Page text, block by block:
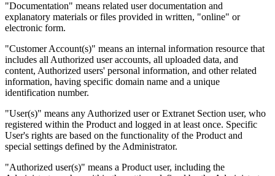
"Documentation" means related user documentation and
explanatory materials or files provided in written, "online" or
electronic form.
"Customer Account(s)" means an internal information resource that
includes all Authorized user accounts, all uploaded data, and
content, Authorized users' personal information, and other related
information, having specific domain name and a unique
identification number.
"User(s)" means any Authorized user or Extranet Section user, who
registered within the Product and logged in at least once. Specific
User's rights are based on the functionality of the Product and
special settings defined by the Administrator.
"Authorized user(s)" means a Product user, including the